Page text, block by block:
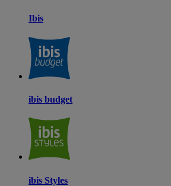
Ibis
ibis budget
ibis Styles